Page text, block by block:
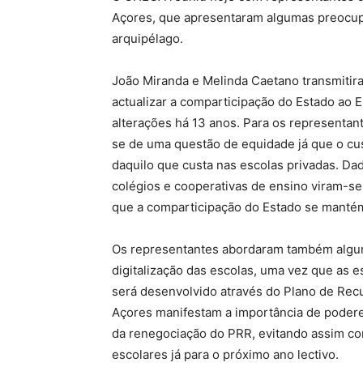
Açores, que apresentaram algumas
arquipélago.
João Miranda e Melinda Caetano
actualizar a comparticipação do Estado ao
alterações há 13 anos. Para os
se de uma questão de equidade já que o
daquilo que custa nas escolas privadas.
colégios e cooperativas de ensino viram-
que a comparticipação do Estado se
Os representantes abordaram também
digitalização das escolas, uma vez que as
será desenvolvido através do Plano de
Açores manifestam a importância de
da renegociação do PRR, evitando assim
escolares já para o próximo ano lectivo.